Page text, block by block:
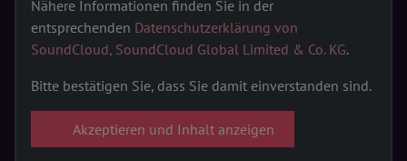
Nähere Informationen finden Sie in der
entsprechenden Datenschutzerklärung von
SoundCloud, SoundCloud Global Limited & Co. KG.
Bitte bestätigen Sie, dass Sie damit einverstanden sind.
Akzeptieren und Inhalt anzeigen